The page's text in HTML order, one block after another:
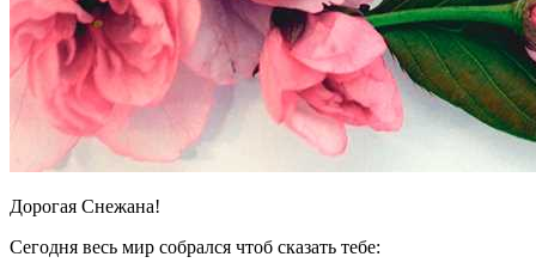
Дорогая Снежана!
Сегодня весь мир собрался чтоб сказать тебе: